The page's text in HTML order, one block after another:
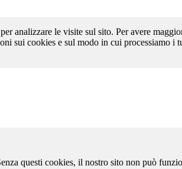
analizzare le visite sul sito. Per avere
sui cookies e sul modo in cui processiamo i
questi cookies, il nostro sito non può